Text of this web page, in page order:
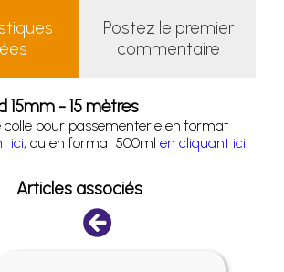
Postez le premier
commentaire
15mm - 15 mètres
colle pour passementerie en format
ici, ou en format 500ml en cliquant ici
Articles associés